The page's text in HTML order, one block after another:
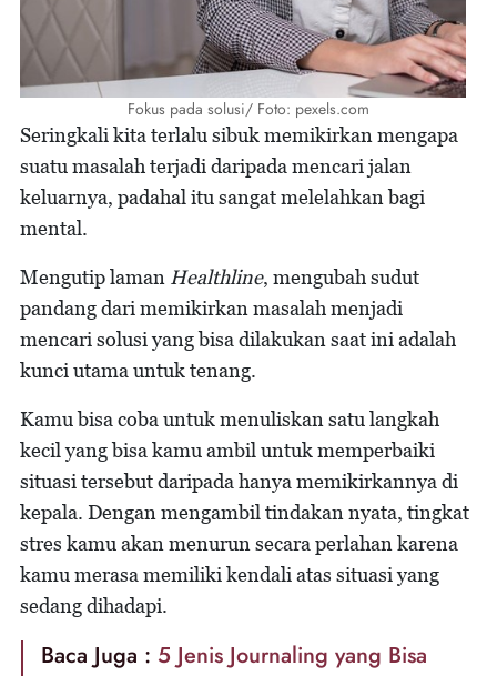
Fokus pada solusi/ Foto: pexels.com
Seringkali kita terlalu sibuk memikirkan mengapa
suatu masalah terjadi daripada mencari jalan
keluarnya, padahal itu sangat melelahkan bagi
mental.
Mengutip laman Healthline, mengubah sudut
pandang dari memikirkan masalah menjadi
mencari solusi yang bisa dilakukan saat ini adalah
kunci utama untuk tenang.
Kamu bisa coba untuk menuliskan satu langkah
kecil yang bisa kamu ambil untuk memperbaiki
situasi tersebut daripada hanya memikirkannya di
kepala. Dengan mengambil tindakan nyata, tingkat
stres kamu akan menurun secara perlahan karena
kamu merasa memiliki kendali atas situasi yang
sedang dihadapi.
Baca Juga : 5 Jenis Journaling yang Bisa